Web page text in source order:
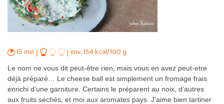
15 min env. 154 kcal/100 g
Le nom ne vous dit peut-être rien, mais vous en avez peut-etre
déjà préparé… Le cheese ball est simplement un fromage frais
enrichi d’une garniture. Certains le préparent au noix, d’autres
aux fruits séchés, et moi aux aromates pays. J’aime bien tartiner